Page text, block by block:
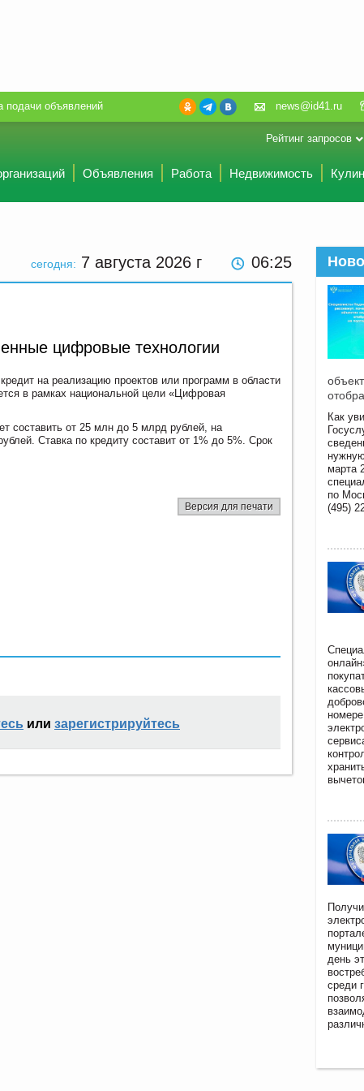
подачи объявлений news@id41.ru
Рейтинг запросов
Объявления Работа Недвижимость
сегодня: 7 августа 2026 г 06:25
цифровые технологии
на реализацию проектов или программ в области
в рамках национальной цели «Цифровая
составить от 25 млн до 5 млрд рублей, на
Ставка по кредиту составит от 1% до 5%. Срок
Версия для печати
или зарегистрируйтесь
Как
марта
по
(495)
день
среди